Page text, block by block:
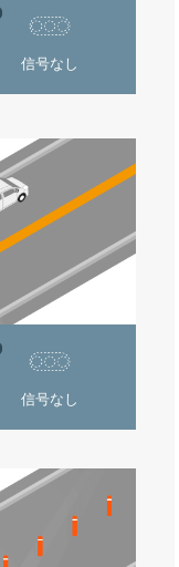
信号なし
信号なし